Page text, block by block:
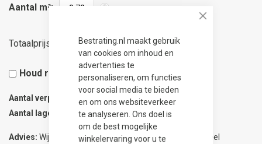
Bestrating.nl maakt gebruik
van cookies om inhoud en
advertenties te
personaliseren, om functies
voor social media te bieden
en om ons websiteverkeer
te analyseren. Ons doel is
om de best mogelijke
winkelervaring voor u te
Aantal m²
Totaalprijs 28,04
Houd rekening met 5% snijverlies
Aantal verpakkingen
Aantal lagen
Advies: Wij adviseren 5% meer te bestellen om eventueel